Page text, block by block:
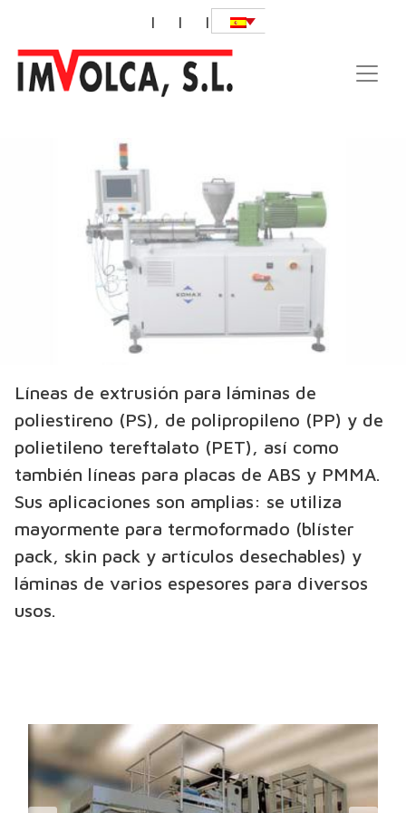
| | |
Líneas de extrusión para láminas de
poliestireno (PS), de polipropileno (PP) y de
polietileno tereftalato (PET), así como
también líneas para placas de ABS y PMMA.
Sus aplicaciones son amplias: se utiliza
mayormente para termoformado (blíster
pack, skin pack y artículos desechables) y
láminas de varios espesores para diversos
usos.